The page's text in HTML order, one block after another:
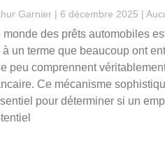
Garnier 6 décembre 2025
monde des prêts automobiles
à un terme que beaucoup ont
peu comprennent
Ce mécanisme
pour déterminer si un